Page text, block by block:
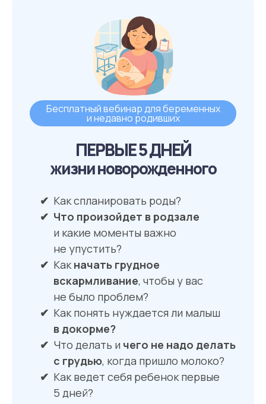
Бесплатный вебинар для беременных
и недавно родивших
ПЕРВЫЕ 5 ДНЕЙ
жизни новорожденного
Как спланировать роды?
Что произойдет в родзале
и какие моменты важно
не упустить?
Какначать грудное
вскармливание, чтобы у вас
не было проблем?
Как понять нуждается ли малыш
в докорме?
Что делать и чего не надо делать
с грудью, когда пришло молоко?
Как ведет себя ребенок первые
5 дней?